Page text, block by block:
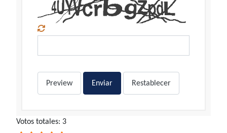
Preview Enviar Restablecer
Ratio:5/5
Votos totales: 3